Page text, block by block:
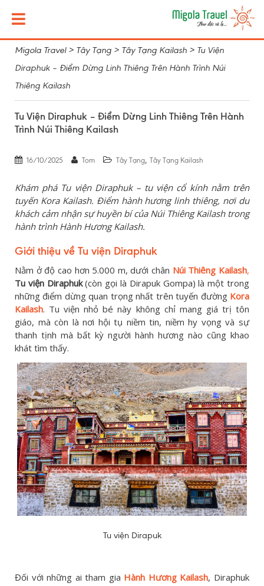
Migola Travel> Tây Tạng > Tây Tạng Kailash > Tu Viện
Diraphuk – Điểm Dừng Linh Thiêng Trên Hành Trình Núi
Thiêng Kailash
Tu Viện Diraphuk – Điểm Dừng Linh Thiêng Trên Hành
Trình Núi Thiêng Kailash
16/10/2025 Tom Tây Tạng, Tây Tạng Kailash
Khám phá Tu viện Diraphuk – tu viện cổ kính nằm trên
tuyến Kora Kailash. Điểm hành hương linh thiêng, nơi du
khách cảm nhận sự huyền bí của Núi Thiêng Kailash trong
hành trình Hành Hương Kailash.
Giới thiệu về Tu viện Diraphuk
Nằm ở độ cao hơn 5.000 m, dưới chân Núi Thiêng Kailash,
Tu viện Diraphuk(còn gọi là Dirapuk Gompa) là một trong
những điểm dừng quan trọng nhất trên tuyến đường Kora
Kailash. Tu viện nhỏ bé này không chỉ mang giá trị tôn
giáo, mà còn là nơi hội tụ niềm tin, niềm hy vọng và sự
thanh tịnh mà bất kỳ người hành hương nào cũng khao
khát tìm thấy.
Tu viện Dirapuk
Đối với những ai tham gia Hành Hương Kailash, Diraphuk